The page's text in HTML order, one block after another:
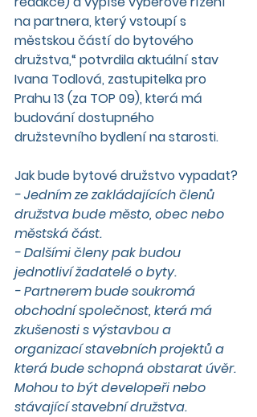
na partnera, který vstoupí s
městskou částí do bytového
družstva,“ potvrdila aktuální stav
Ivana Todlová, zastupitelka pro
Prahu 13 (za TOP 09), která má
budování dostupného
družstevního bydlení na starosti.
Jak bude bytové družstvo vypadat?
- Jedním ze zakládajících členů
družstva bude město, obec nebo
městská část.
- Dalšími členy pak budou
jednotliví žadatelé o byty.
- Partnerem bude soukromá
obchodní společnost, která má
zkušenosti s výstavbou a
organizací stavebních projektů a
která bude schopná obstarat úvěr.
Mohou to být developeři nebo
stávající stavební družstva.